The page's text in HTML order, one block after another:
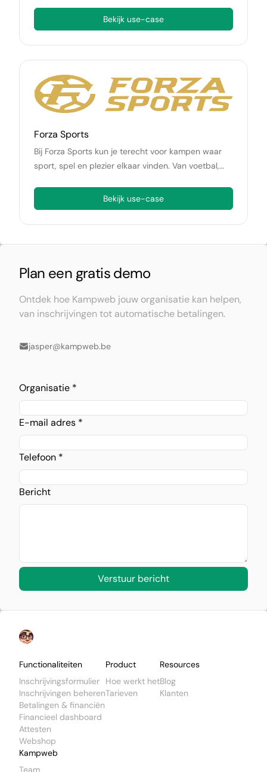
lesgevers/monitoren.Bekijk use-case
Forza Sports
Bij Forza Sports kun je terecht voor kampen waar
sport, spel en plezier elkaar vinden. Van voetbal,
Bekijk use-case
Plan een gratis demo
Ontdek hoe Kampweb jouw organisatie kan helpen,
van inschrijvingen tot automatische betalingen.
jasper@kampweb.be
Organisatie *
E-mail adres *
Telefoon *
Bericht
Verstuur bericht
Functionaliteiten
Inschrijvingsformulier
Inschrijvingen beheren
Betalingen & financiën
Financieel dashboard
Attesten
Webshop
Product
Hoe werkt het
Tarieven
Resources
Blog
Klanten
Kampweb
Team